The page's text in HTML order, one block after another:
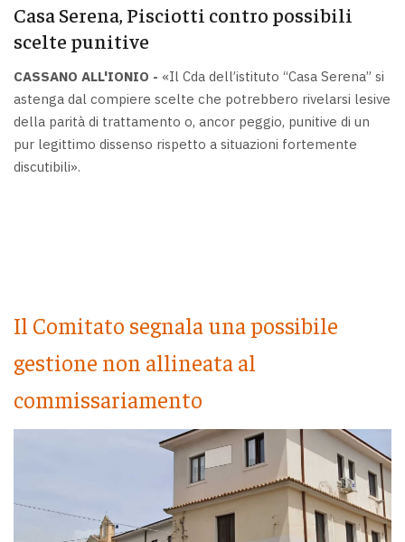
Casa Serena, Pisciotti contro possibili
scelte punitive
CASSANO ALL'IONIO - «Il Cda dell’istituto “Casa Serena” si
astenga dal compiere scelte che potrebbero rivelarsi lesive
della parità di trattamento o, ancor peggio, punitive di un
pur legittimo dissenso rispetto a situazioni fortemente
discutibili».
Il Comitato segnala una possibile
gestione non allineata al
commissariamento